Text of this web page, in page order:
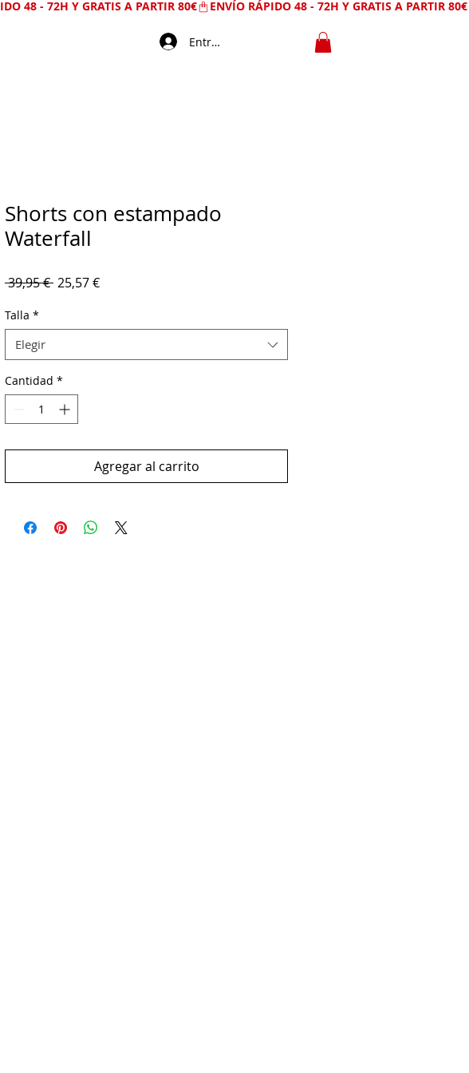
Entrar
Shorts con estampado
Waterfall
39,95 € Precio
25,57 €Precio
Talla *
Elegir
Cantidad *
Agregar al carrito